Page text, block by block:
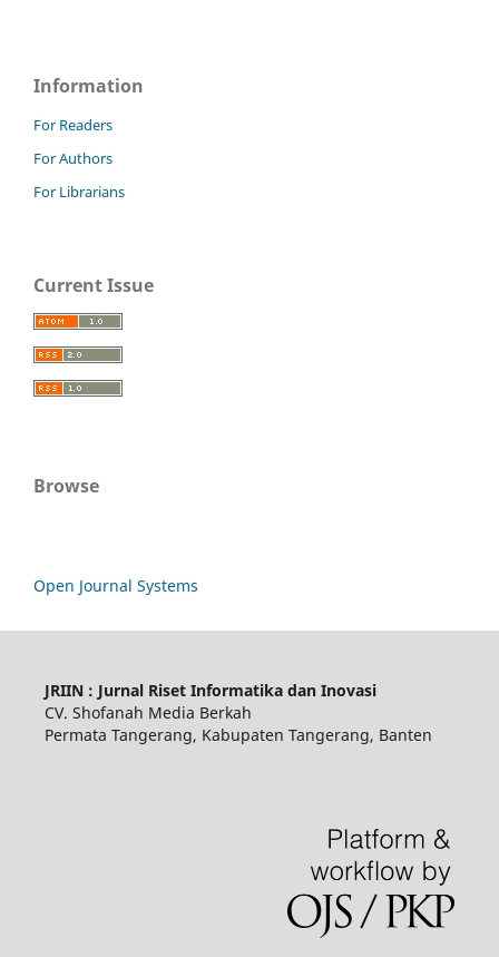
Information
For Readers
For Authors
For Librarians
Current Issue
Browse
Open Journal Systems
JRIIN : Jurnal Riset Informatika dan Inovasi
CV. Shofanah Media Berkah
Permata Tangerang, Kabupaten Tangerang, Banten